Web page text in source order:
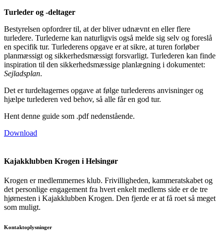
Turleder og -deltager
Bestyrelsen opfordrer til, at der bliver udnævnt en eller flere
turledere. Turlederne kan naturligvis også melde sig selv og foreslå
en specifik tur. Turlederens opgave er at sikre, at turen forløber
planmæssigt og sikkerhedsmæssigt forsvarligt. Turlederen kan finde
inspiration til den sikkerhedsmæssige planlægning i dokumentet:
Sejladsplan.
Det er turdeltagernes opgave at følge turlederens anvisninger og
hjælpe turlederen ved behov, så alle får en god tur.
Hent denne guide som .pdf nedenstående.
Download
Kajakklubben Krogen i Helsingør
Krogen er medlemmernes klub. Frivilligheden, kammeratskabet og
det personlige engagement fra hvert enkelt medlems side er de tre
hjørnesten i Kajakklubben Krogen. Den fjerde er at få roet så meget
som muligt.
Kontaktoplysninger